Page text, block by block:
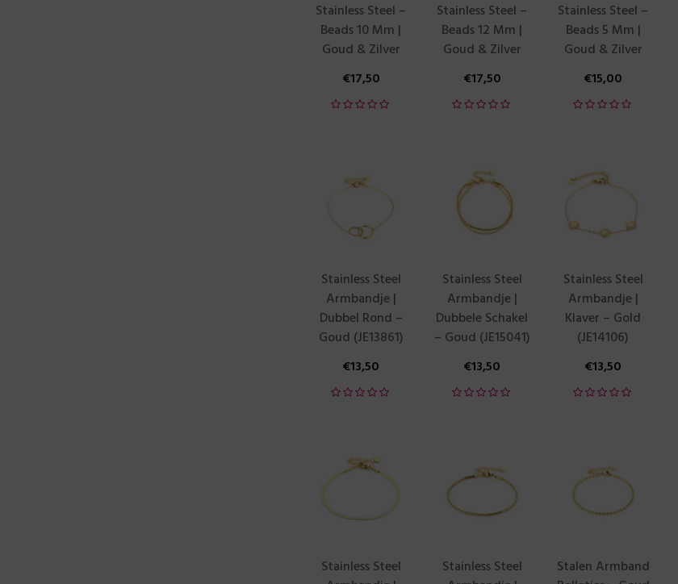
Stainless Steel –
Beads 10 Mm |
Goud & Zilver
€17,50
Stainless Steel –
Beads 12 Mm |
Goud & Zilver
€17,50
Stainless Steel –
Beads 5 Mm |
Goud & Zilver
€15,00
Stainless Steel
Armbandje |
Dubbel Rond –
Goud (JE13861)
€13,50
Stainless Steel
Armbandje |
Dubbele Schakel
– Goud (JE15041)
€13,50
Stainless Steel
Armbandje |
Klaver – Gold
(JE14106)
€13,50
Stainless Steel
Stainless Steel
Stalen Armband